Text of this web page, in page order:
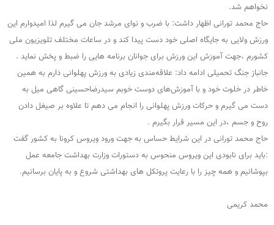
نخواهم شد.
حاج محمد تورانی اظهار داشت: با ضرب و نوای مرشد جان می گیرم لذا امیدوارم این
ورزش ولایی به جایگاه اصلی خود دست پیدا کند و در ساعات مختلف تلویزیون ملی
کشورم ،جهت آموزش این ورزش برای جوانان برنامه هایی را ضبط و پخش نماید .
جانباز جنگ تحمیلی ادامه داد: علاقه‌مندی زیادی به ورزش پهلوانی دارم به همین
خاطر در خلوت خود و با آموزش‌های دوست خوبم سیدرضاحسینی گاهی میل به
دست می گیرم و حرکات ورزش پهلوانی را انجام می دهم تا علاوه بر صیغل دادن
روح و جسم ،در این مسیر قرار بگیرم .
حاج محمد تورانی در این شرایط حساس به جهت ورود ویروس کرونا به کشور گفت
:باید برای نابودی این ویروس منحوس به دستورات وزارت بهداشت جامعه عمل
بپوشانیم و همه چیز را با رعایت پروتکل های بهداشتی شروع و به پایان برسانیم.
محمد کریمی